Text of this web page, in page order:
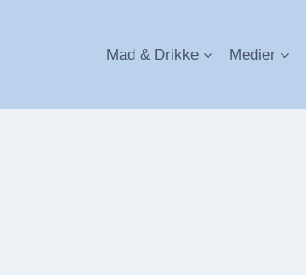
Mad & Drikke Medier